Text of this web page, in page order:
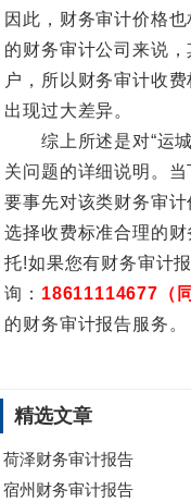
因此，财务审计价格
的财务审计公司来说，
户，所以财务审计收
出现过大差异。
综上所述是对“运城
关问题的详细说明。
要事先对该类财务审
选择收费标准合理的
托!如果您有财务审计
询： 18611114677（同
的财务审计报告服务。
精选文章
荷泽财务审计报告
宿州财务审计报告